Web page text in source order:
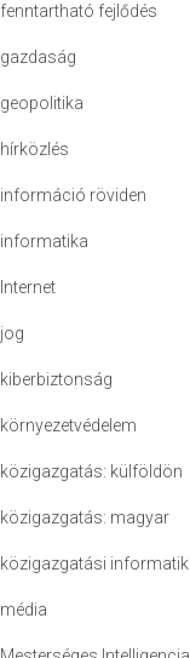
fenntartható fejlődés
gazdaság
geopolitika
hírközlés
információ röviden
informatika
Internet
jog
kiberbiztonság
környezetvédelem
közigazgatás: külföldön
közigazgatás: magyar
közigazgatási
média